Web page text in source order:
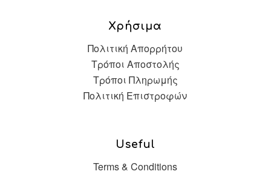
Χρήσιμα
Πολιτική Απορρήτου
Τρόποι Αποστολής
Τρόποι Πληρωμής
Πολιτική Επιστροφών
Useful
Terms & Conditions